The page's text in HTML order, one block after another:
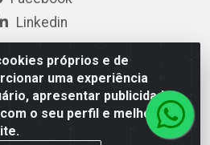
próprios e de
uma experiência
apresentar publicidade
o seu perfil e melhorar a
Linkedin
Paulista São Paulo/SP - CEP
03.010.739/0001-72